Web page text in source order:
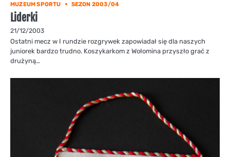
MUZEUM SPORTU SEZON 2003/04
Liderki
21/12/2003
Ostatni mecz w I rundzie rozgrywek zapowiadał się dla naszych
juniorek bardzo trudno. Koszykarkom z Wołomina przyszło grać z
drużyną…